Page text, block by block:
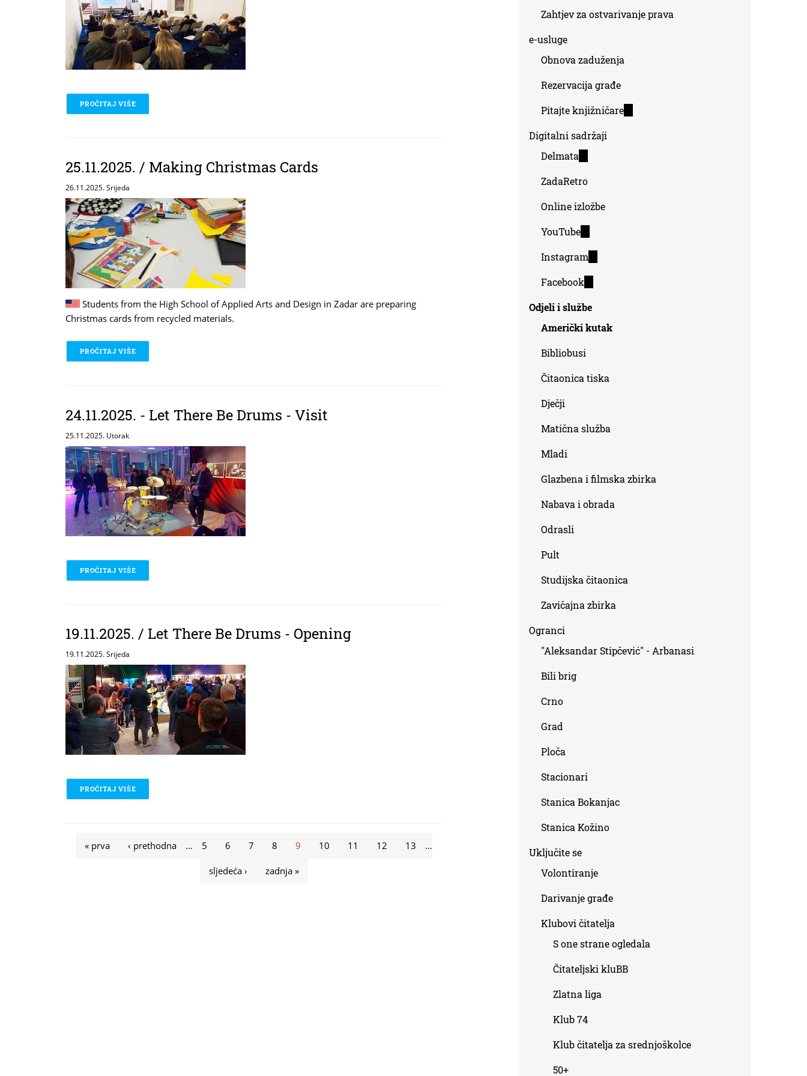
PROČITAJ VIŠE
25.11.2025. / Making Christmas Cards
26.11.2025. Srijeda
Students from the High School of Applied Arts and Design in Zadar are preparing
Christmas cards from recycled materials.
PROČITAJ VIŠE
24.11.2025. - Let There Be Drums - Visit
25.11.2025. Utorak
PROČITAJ VIŠE
19.11.2025. / Let There Be Drums - Opening
19.11.2025. Srijeda
PROČITAJ VIŠE
Stranice
« prva ‹ prethodna … 5 6 7 8 9 10 11 12 13 …
sljedeća › zadnja »
Zahtjev za ostvarivanje prava
e-usluge
Obnova zaduženja
Rezervacija građe
Pitajte knjižničare(link
Digitalni sadržaji
Delmata
external)
ZadaRetro
Online izložbe
YouTube(link
external)
Instagram(link
external)
Facebook
external)
Odjeli i službe
Američki kutak
Bibliobusi
Čitaonica tiska
Dječji
Matična služba
Mladi
Glazbena i filmska zbirka
Nabava i obrada
Odrasli
Pult
Studijska čitaonica
Zavičajna zbirka
Ogranci
"Aleksandar Stipčević" - Arbanasi
Bili brig
Crno
Grad
Ploča
Stacionari
Stanica Bokanjac
Stanica Kožino
Uključite se
Volontiranje
Darivanje građe
Klubovi čitatelja
S one strane ogledala
Čitateljski kluBB
Zlatna liga
Klub 74
Klub čitatelja za srednjoškolce
50+